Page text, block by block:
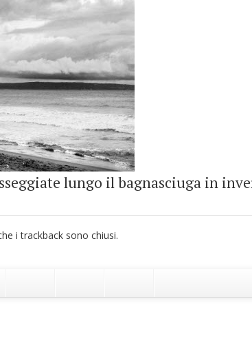
lungo il bagnasciuga in
i trackback sono chiusi.